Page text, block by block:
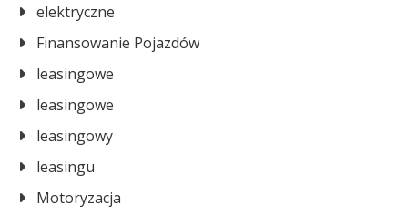
elektryczne
Finansowanie Pojazdów
leasingowe
leasingowe
leasingowy
leasingu
Motoryzacja